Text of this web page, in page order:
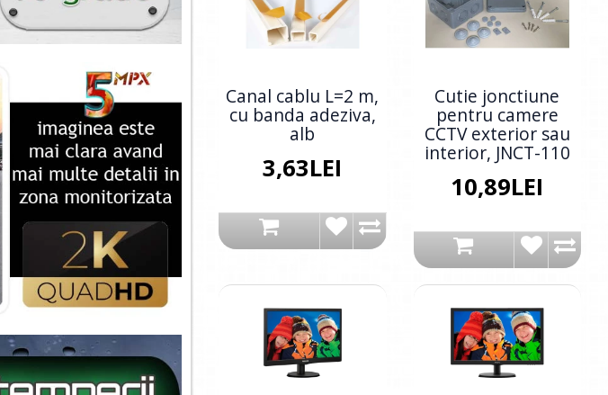
Canal cablu L=2 m,
cu banda adeziva,
alb
3,63LEI
Cutie jonctiune
pentru camere
CCTV exterior sau
interior, JNCT-110
10,89LEI